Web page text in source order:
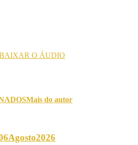
O ÁUDIO
Mais do autor